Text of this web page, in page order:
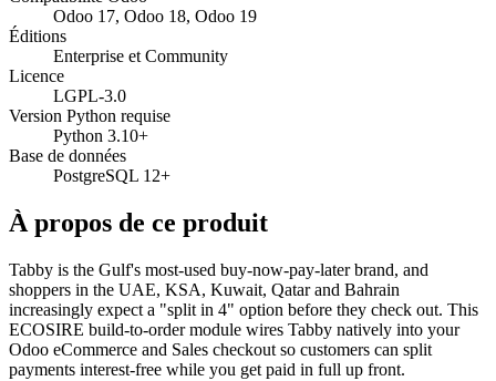
Odoo 17, Odoo 18, Odoo 19
Éditions
Enterprise et Community
Licence
LGPL-3.0
Version Python requise
Python 3.10+
Base de données
PostgreSQL 12+
À propos de ce produit
Tabby is the Gulf's most-used buy-now-pay-later brand, and
shoppers in the UAE, KSA, Kuwait, Qatar and Bahrain
increasingly expect a "split in 4" option before they check out. This
ECOSIRE build-to-order module wires Tabby natively into your
Odoo eCommerce and Sales checkout so customers can split
payments interest-free while you get paid in full up front.